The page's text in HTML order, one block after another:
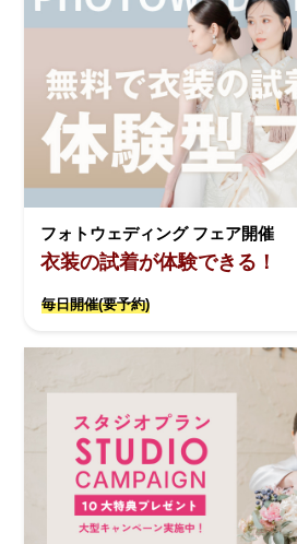
フォトウェディング フェア開催
衣装の試着が体験できる！
毎日開催(要予約)